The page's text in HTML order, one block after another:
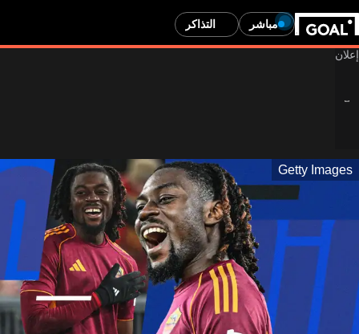
مباشر التذاكر
Getty Images